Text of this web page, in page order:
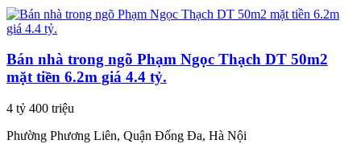
Bán nhà trong ngõ Phạm Ngọc Thạch DT 50m2
mặt tiền 6.2m giá 4.4 tỷ.
4 tỷ 400 triệu
Phường Phương Liên, Quận Đống Đa, Hà Nội